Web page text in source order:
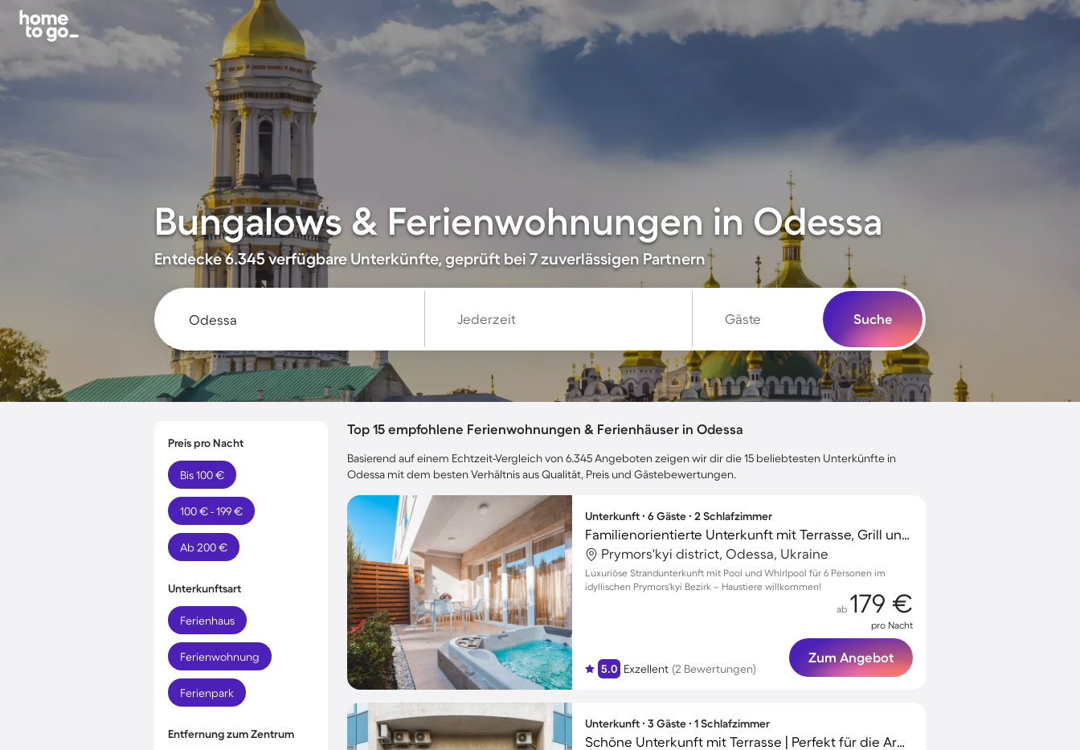
Bungalows & Ferienwohnungen in Odessa
Entdecke 6.345 verfügbare Unterkünfte, geprüft bei 7 zuverlässigen Partnern
Jederzeit Gäste Suche
Preis pro Nacht
Bis 100 €
100 € - 199 €
Ab 200 €
Unterkunftsart
Ferienhaus
Ferienwohnung
Ferienpark
Entfernung zum Zentrum
Top 15 empfohlene Ferienwohnungen & Ferienhäuser in Odessa
Basierend auf einem Echtzeit-Vergleich von 6.345 Angeboten zeigen wir dir die 15 beliebtesten Unterkünfte in
Odessa mit dem besten Verhältnis aus Qualität, Preis und Gästebewertungen.
Unterkunft ∙ 6 Gäste ∙ 2 Schlafzimmer
Familienorientierte Unterkunft mit Terrasse, Grill und Pool | Gartenblick | Perfekt für die Arbeit von Zuhause | Haustiere erlaubt
Prymors'kyi district, Odessa, Ukraine
Luxuriöse Strandunterkunft mit Pool und Whirlpool für 6 Personen im
idyllischen Prymors'kyi Bezirk – Haustiere willkommen!
5.0 Exzellent (2 Bewertungen)
ab 179 €
pro Nacht
Zum Angebot
Unterkunft ∙ 3 Gäste ∙ 1 Schlafzimmer
Schöne Unterkunft mit Terrasse | Perfekt für die Arbeit von Zuhause